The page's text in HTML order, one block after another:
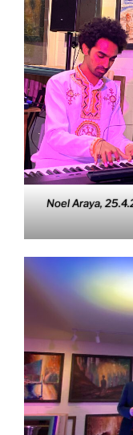
Noel Araya,